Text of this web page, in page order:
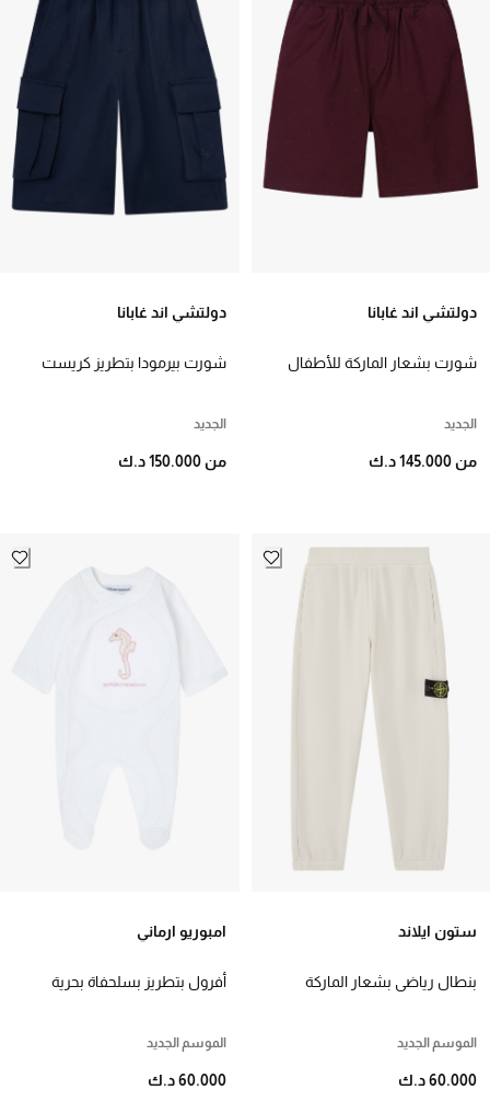
شورت بشعار الماركة للأطفال
دولتشي اند غابانا
الجديد
من 145.000 د.ك
شورت بيرمودا بتطريز كريست
دولتشي اند غابانا
الجديد
من 150.000 د.ك
بنطال رياضي بشعار الماركة
ستون ايلاند
الموسم الجديد
60.000 د.ك
أفرول بتطريز بسلحفاة بحرية
امبوريو ارماني
الموسم الجديد
60.000 د.ك